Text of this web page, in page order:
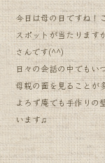
今日は母の日ですね！
スポットが当たります
さんです(^^)
日々の会話の中でもい
母親の面を見ることが
よろず庵でも手作りの
います♫